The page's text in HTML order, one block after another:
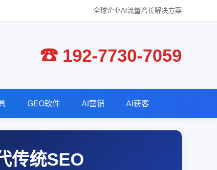
全球企业AI流量增长解决方案
☎ 192-7730-7059
GEO软件 AI营销 AI获客
传统SEO